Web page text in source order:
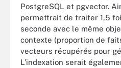
PostgreSQL et pgvector.
permettrait de traiter 1,5
seconde avec le même
contexte (proportion de
vecteurs récupérés pour
L’indexation serait